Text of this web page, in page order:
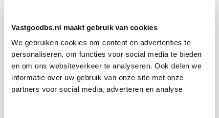
Vastgoedbs.nl maakt gebruik van cookies
We gebruiken cookies om content en advertenties te
personaliseren, om functies voor social media te bieden
en om ons websiteverkeer te analyseren. Ook delen we
informatie over uw gebruik van onze site met onze
partners voor social media, adverteren en analyse
helder, integraal denk- en werkmodel om op
strategisch en tactisch niveau jouw
vastgoedportefeuille optimaal te exploiteren.
De…
Lees verder